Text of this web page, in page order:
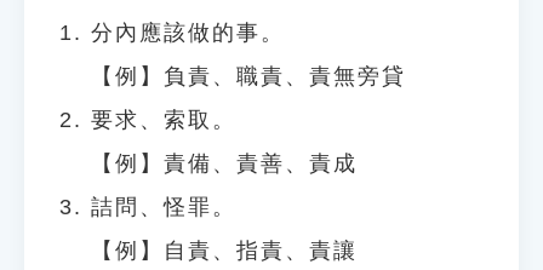
分內應該做的事。
【例】負責、職責、責無旁貸
要求、索取。
【例】責備、責善、責成
詰問、怪罪。
【例】自責、指責、責讓